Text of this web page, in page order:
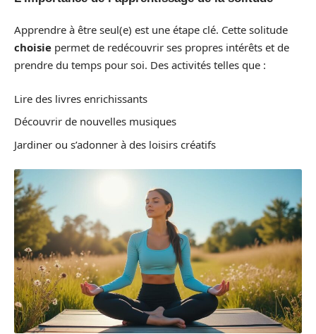
Apprendre à être seul(e) est une étape clé. Cette solitude
choisie permet de redécouvrir ses propres intérêts et de
prendre du temps pour soi. Des activités telles que :
Lire des livres enrichissants
Découvrir de nouvelles musiques
Jardiner ou s’adonner à des loisirs créatifs